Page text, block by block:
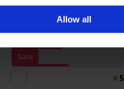
Allow all
Sale
5